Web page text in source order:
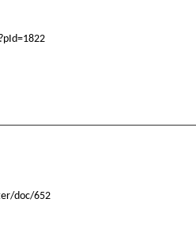
doc/652